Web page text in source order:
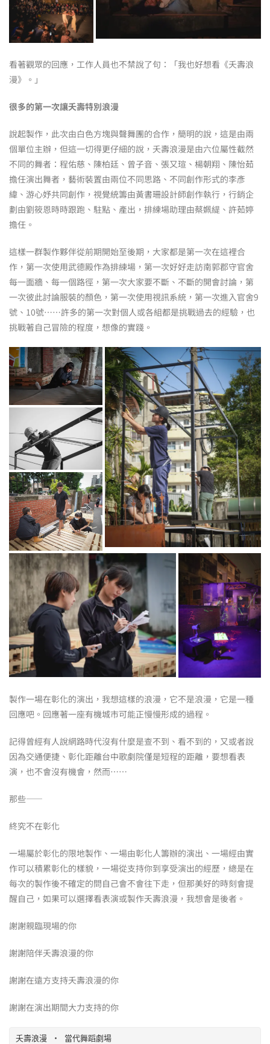
看著觀眾的回應，工作人員也不禁說了句：「我也好想看《夭壽浪
漫》。」
很多的第一次讓夭壽特別浪漫
說起製作，此次由白色方塊與聲舞團的合作，簡明的說，這是由兩
個單位主辦，但這一切得更仔細的說，夭壽浪漫是由六位屬性截然
不同的舞者：程佑慈、陳柏廷、曾子音、張又瑄、楊朝翔、陳怡茹
擔任演出舞者，藝術裝置由兩位不同思路、不同創作形式的李彥
緯、游心妤共同創作，視覺統籌由黃書珊設計師創作執行，行銷企
劃由劉筱恩時時跟跑、駐點、產出，排練場助理由蔡姵緹、許茹婷
擔任。
這樣一群製作夥伴從前期開始至後期，大家都是第一次在這裡合
作，第一次使用武德殿作為排練場，第一次好好走訪南郭郡守官舍
每一面牆、每一個路徑，第一次大家要不斷、不斷的開會討論，第
一次彼此討論服裝的顏色，第一次使用視訊系統，第一次進入官舍9
號、10號……許多的第一次對個人或各組都是挑戰過去的經驗，也
挑戰著自己冒險的程度，想像的實踐。
製作一場在彰化的演出，我想這樣的浪漫，它不是浪漫，它是一種
回應吧。回應著一座有機城市可能正慢慢形成的過程。
記得曾經有人說網路時代沒有什麼是查不到、看不到的，又或者說
因為交通便捷、彰化距離台中歌劇院僅是短程的距離，要想看表
演，也不會沒有機會，然而……
那些——
終究不在彰化
一場屬於彰化的限地製作、一場由彰化人籌辦的演出、一場經由實
作可以積累彰化的樣貌，一場從支持你到享受演出的經歷，總是在
每次的製作後不確定的問自己會不會往下走，但那美好的時刻會提
醒自己，如果可以選擇看表演或製作夭壽浪漫，我想會是後者。
謝謝親臨現場的你
謝謝陪伴夭壽浪漫的你
謝謝在遠方支持夭壽浪漫的你
謝謝在演出期間大力支持的你
夭壽浪漫 ‧ 當代舞蹈劇場